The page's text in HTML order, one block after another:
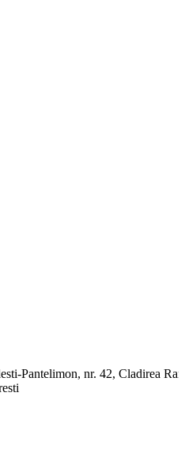
Pantelimon, nr. 42, Cladirea